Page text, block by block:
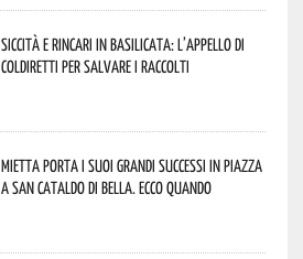
Siccità e rincari in Basilicata: l’appello di
Coldiretti per salvare i raccolti
Mietta porta i suoi grandi successi in piazza
a San Cataldo di Bella. Ecco quando